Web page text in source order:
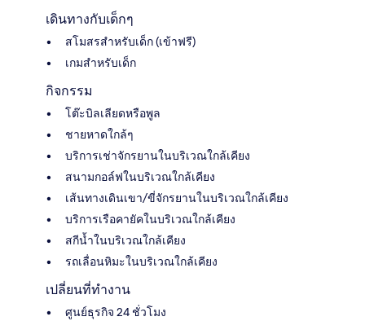
เดินทางกับเด็กๆ
สโมสรสำหรับเด็ก (เข้าฟรี)
เกมสำหรับเด็ก
กิจกรรม
โต๊ะบิลเลียดหรือพูล
ชายหาดใกล้ๆ
บริการเช่าจักรยานในบริเวณใกล้เคียง
สนามกอล์ฟในบริเวณใกล้เคียง
เส้นทางเดินเขา/ขี่จักรยานในบริเวณใกล้เคียง
บริการเรือคายัคในบริเวณใกล้เคียง
สกีน้ำในบริเวณใกล้เคียง
รถเลื่อนหิมะในบริเวณใกล้เคียง
เปลี่ยนที่ทำงาน
ศูนย์ธุรกิจ 24 ชั่วโมง